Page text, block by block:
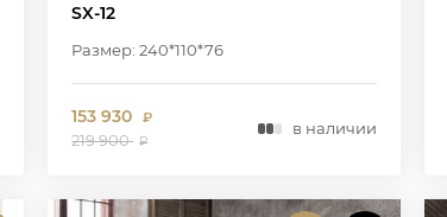
SX-12
Размер: 240*110*76
153 930 ₽
219 900 ₽
в наличии